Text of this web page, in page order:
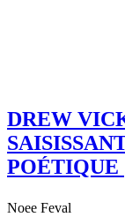
DREW
POÉTIQUE
Noee Feval